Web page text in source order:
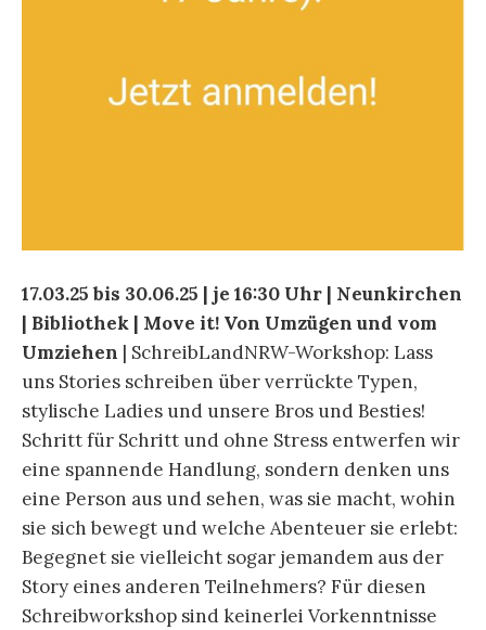
17.03.25 bis 30.06.25 | je 16:30 Uhr | Neunkirchen
| Bibliothek | Move it! Von Umzügen und vom
Umziehen | SchreibLandNRW-Workshop: Lass
uns Stories schreiben über verrückte Typen,
stylische Ladies und unsere Bros und Besties!
Schritt für Schritt und ohne Stress entwerfen wir
eine spannende Handlung, sondern denken uns
eine Person aus und sehen, was sie macht, wohin
sie sich bewegt und welche Abenteuer sie erlebt:
Begegnet sie vielleicht sogar jemandem aus der
Story eines anderen Teilnehmers? Für diesen
Schreibworkshop sind keinerlei Vorkenntnisse